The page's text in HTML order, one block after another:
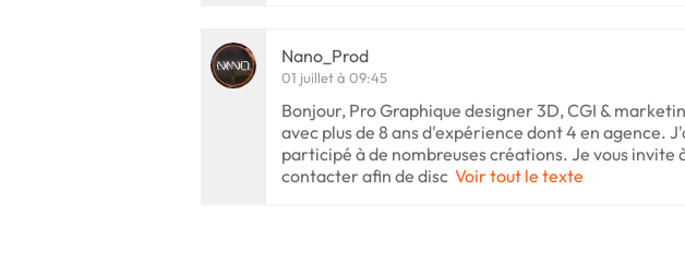
Nano_Prod
01 juillet à 09:45
Bonjour, Pro Graphique designer 3D, CGI &
avec plus de 8 ans d'expérience dont 4 en agence.
participé à de nombreuses créations. Je vous invite
contacter afin de disc Voir tout le texte